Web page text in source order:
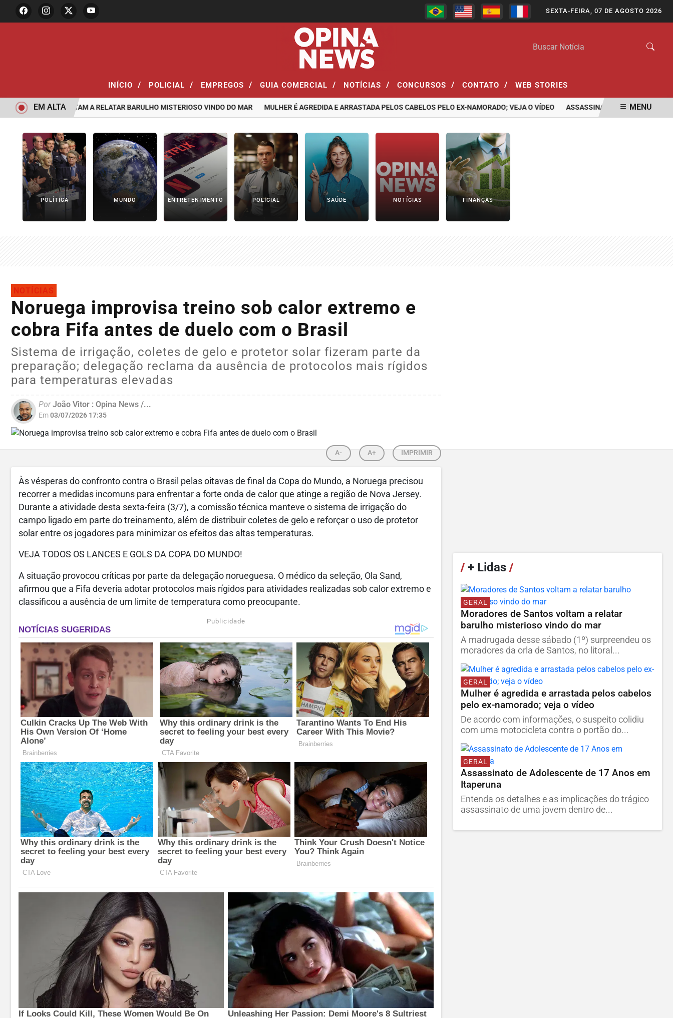
SEXTA-FEIRA, 07 DE AGOSTO 2026
INÍCIO / POLICIAL / EMPREGOS / GUIA COMERCIAL / NOTÍCIAS / CONCURSOS / CONTATO / WEB STORIES
DE SANTOS VOLTAM A RELATAR BARULHO MISTERIOSO VINDO DO MAR MULHER É AGREDIDA E ARRASTADA PELOS CABELOS PELO EX-NAMORADO; VEJA O VÍDEO ASSASSINATO DE ADOLESCENTE DE
EM ALTA MENU
POLÍTICA MUNDO ENTRETENIMENTO POLICIAL SAÚDE NOTÍCIAS FINANÇAS
NOTÍCIAS
Noruega improvisa treino sob calor extremo e
cobra Fifa antes de duelo com o Brasil
Sistema de irrigação, coletes de gelo e protetor solar fizeram parte da
preparação; delegação reclama da ausência de protocolos mais rígidos
para temperaturas elevadas
PorJoão Vitor : Opina News /...
Em03/07/2026 17:35
A- A+ IMPRIMIR
Às vésperas do confronto contra o Brasil pelas oitavas de final da Copa do Mundo, a Noruega precisou
recorrer a medidas incomuns para enfrentar a forte onda de calor que atinge a região de Nova Jersey.
Durante a atividade desta sexta-feira (3/7), a comissão técnica manteve o sistema de irrigação do
campo ligado em parte do treinamento, além de distribuir coletes de gelo e reforçar o uso de protetor
solar entre os jogadores para minimizar os efeitos das altas temperaturas.
VEJA TODOS OS LANCES E GOLS DA COPA DO MUNDO!
A situação provocou críticas por parte da delegação norueguesa. O médico da seleção, Ola Sand,
afirmou que a Fifa deveria adotar protocolos mais rígidos para atividades realizadas sob calor extremo e
classificou a ausência de um limite de temperatura como preocupante.
Publicidade
/+ Lidas /
GERAL
Moradores de Santos voltam a relatar
barulho misterioso vindo do mar
A madrugada desse sábado (1º) surpreendeu os
moradores da orla de Santos, no litoral...
GERAL
Mulher é agredida e arrastada pelos cabelos
pelo ex-namorado; veja o vídeo
De acordo com informações, o suspeito colidiu
com uma motocicleta contra o portão do...
GERAL
Assassinato de Adolescente de 17 Anos em
Itaperuna
Entenda os detalhes e as implicações do trágico
assassinato de uma jovem dentro de...